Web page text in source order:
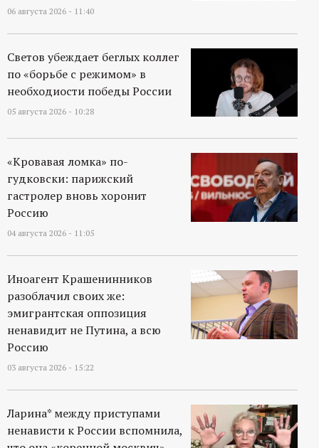
06 августа 2026 - 11:40
Светов убеждает беглых коллег
по «борьбе с режимом» в
необходиости победы России
05 августа 2026 - 10:28
«Кровавая ломка» по-
гудковски: парижский
гастролер вновь хоронит
Россию
04 августа 2026 - 11:05
Иноагент Крашенинников
разоблачил своих же:
эмигрантская оппозиция
ненавидит не Путина, а всю
Россию
03 августа 2026 - 15:22
Ларина* между приступами
ненависти к России вспомнила,